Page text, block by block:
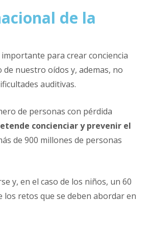
de la
importante para crear conciencia
nuestro oídos y, ademas, no
auditivas.
de personas con pérdida
concienciar y prevenir el
de 900 millones de personas
y, en el caso de los niños, un 60
los retos que se deben abordar en